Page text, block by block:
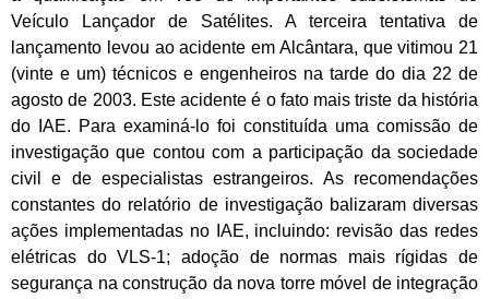
Veículo Lançador de Satélites. A terceira tentativa de
lançamento levou ao acidente em Alcântara, que vitimou 21
(vinte e um) técnicos e engenheiros na tarde do dia 22 de
agosto de 2003. Este acidente é o fato mais triste da história
do IAE. Para examiná-lo foi constituída uma comissão de
investigação que contou com a participação da sociedade
civil e de especialistas estrangeiros. As recomendações
constantes do relatório de investigação balizaram diversas
ações implementadas no IAE, incluindo: revisão das redes
elétricas do VLS-1; adoção de normas mais rígidas de
segurança na construção da nova torre móvel de integração